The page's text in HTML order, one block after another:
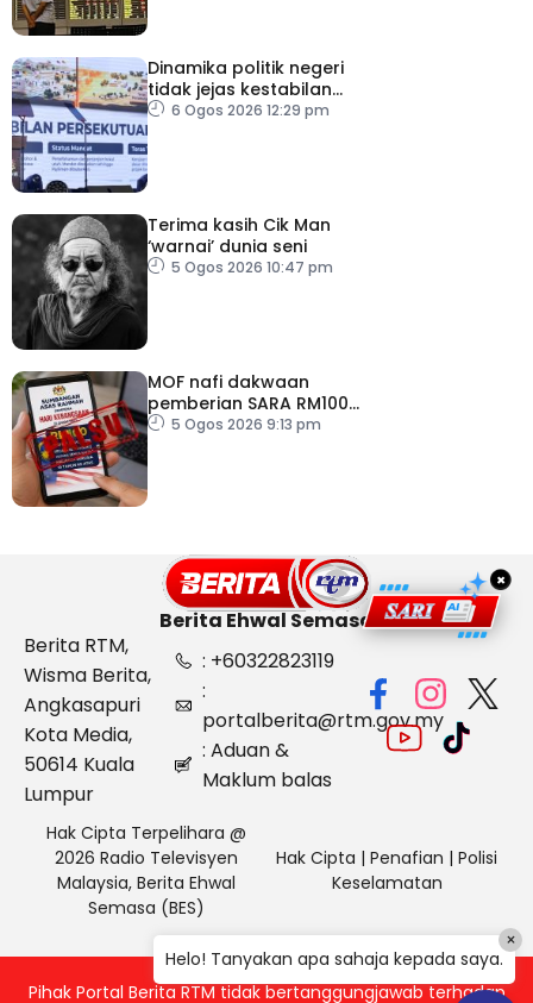
Dinamika politik negeri
tidak jejas kestabilan
Kerajaan Perpaduan
6 Ogos 2026 12:29 pm
Terima kasih Cik Man
‘warnai’ dunia seni
5 Ogos 2026 10:47 pm
MOF nafi dakwaan
pemberian SARA RM100
sempena Hari
5 Ogos 2026 9:13 pm
×
Berita Ehwal Semasa
Berita RTM,
Wisma Berita,
Angkasapuri
Kota Media,
50614 Kuala
Lumpur
: +60322823119
:
portalberita@rtm.gov.my
: Aduan &
Maklum balas
Hak Cipta Terpelihara @
2026 Radio Televisyen
Malaysia, Berita Ehwal
Semasa (BES)
Hak Cipta | Penafian | Polisi
Keselamatan
Pihak Portal Berita RTM tidak bertanggungjawab terhadap
Helo! Tanyakan apa sahaja kepada saya.
×